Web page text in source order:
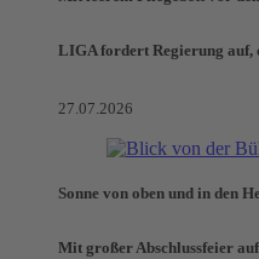
LIGA fordert Regierung auf,
27.07.2026
Sonne von oben und in den
Mit großer Abschlussfeier